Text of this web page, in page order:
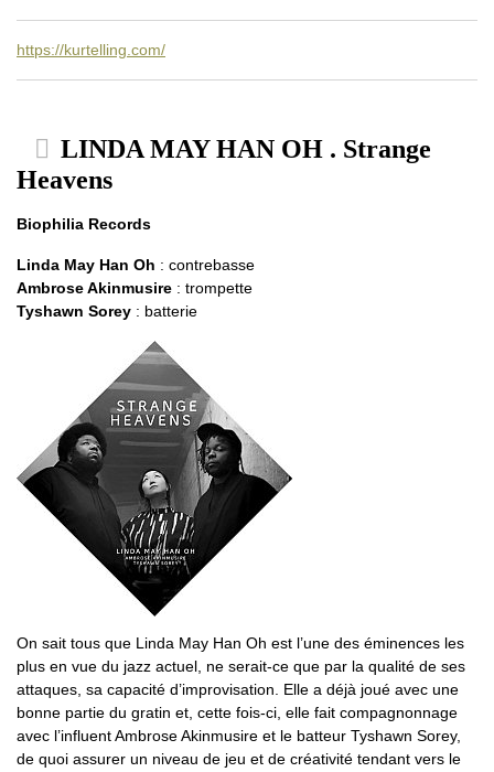
https://kurtelling.com/
LINDA MAY HAN OH . Strange
Heavens
Biophilia Records
Linda May Han Oh : contrebasse
Ambrose Akinmusire : trompette
Tyshawn Sorey : batterie
On sait tous que Linda May Han Oh est l’une des éminences les
plus en vue du jazz actuel, ne serait-ce que par la qualité de ses
attaques, sa capacité d’improvisation. Elle a déjà joué avec une
bonne partie du gratin et, cette fois-ci, elle fait compagnonnage
avec l’influent Ambrose Akinmusire et le batteur Tyshawn Sorey,
de quoi assurer un niveau de jeu et de créativité tendant vers le